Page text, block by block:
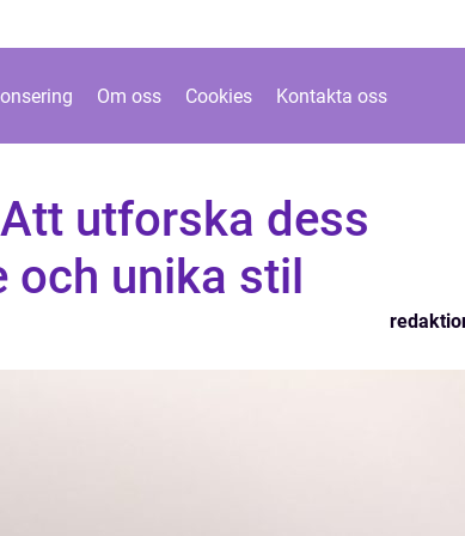
Om oss Cookies Kontakta oss
utforska dess
och unika stil